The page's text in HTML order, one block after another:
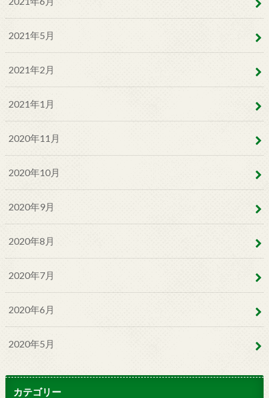
2021年5月
2021年2月
2021年1月
2020年11月
2020年10月
2020年9月
2020年8月
2020年7月
2020年6月
2020年5月
カテゴリー